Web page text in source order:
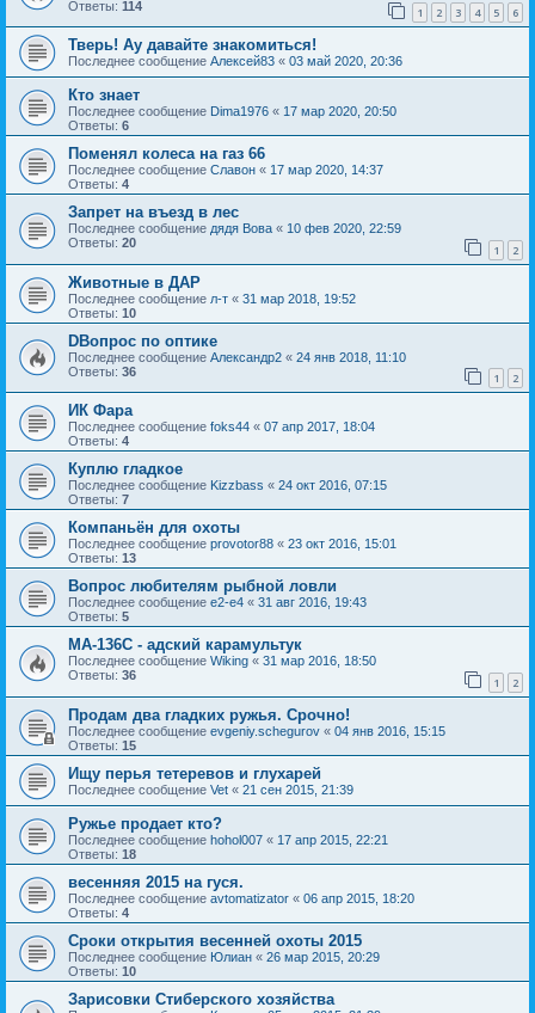
Ответы: 114 1 2 3 4 5 6
Тверь! Ау давайте знакомиться!
Последнее сообщение Алексей83 « 03 май 2020, 20:36
Кто знает
Последнее сообщение Dima1976 « 17 мар 2020, 20:50
Ответы: 6
Поменял колеса на газ 66
Последнее сообщение Славон « 17 мар 2020, 14:37
Ответы: 4
Запрет на въезд в лес
Последнее сообщение дядя Вова « 10 фев 2020, 22:59
Ответы: 20 1 2
Животные в ДАР
Последнее сообщение л-т « 31 мар 2018, 19:52
Ответы: 10
DВопрос по оптике
Последнее сообщение Александр2 « 24 янв 2018, 11:10
Ответы: 36 1 2
ИК Фара
Последнее сообщение foks44 « 07 апр 2017, 18:04
Ответы: 4
Куплю гладкое
Последнее сообщение Kizzbass « 24 окт 2016, 07:15
Ответы: 7
Компаньён для охоты
Последнее сообщение provotor88 « 23 окт 2016, 15:01
Ответы: 13
Вопрос любителям рыбной ловли
Последнее сообщение e2-e4 « 31 авг 2016, 19:43
Ответы: 5
МА-136С - адский карамультук
Последнее сообщение Wiking « 31 мар 2016, 18:50
Ответы: 36 1 2
Продам два гладких ружья. Срочно!
Последнее сообщение evgeniy.schegurov « 04 янв 2016, 15:15
Ответы: 15
Ищу перья тетеревов и глухарей
Последнее сообщение Vet « 21 сен 2015, 21:39
Ружье продает кто?
Последнее сообщение hohol007 « 17 апр 2015, 22:21
Ответы: 18
весенняя 2015 на гуся.
Последнее сообщение avtomatizator « 06 апр 2015, 18:20
Ответы: 4
Сроки открытия весенней охоты 2015
Последнее сообщение Юлиан « 26 мар 2015, 20:29
Ответы: 10
Зарисовки Стиберского хозяйства